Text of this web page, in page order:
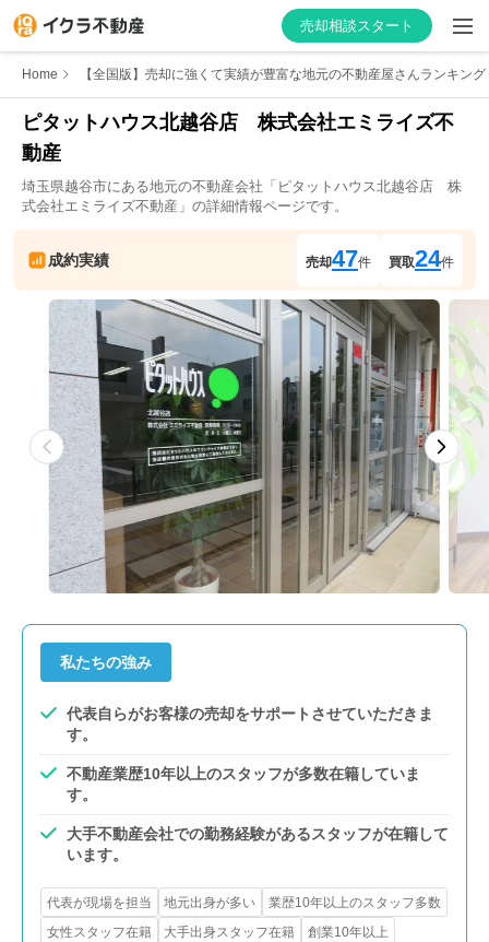
売却相談スタート
はじめての方へ
お家の売却を学ぶ
不動産会社向け情報
Home 【全国版】売却に強くて実績が豊富な地元の不動産屋さんランキング
ピタットハウス北越谷店　株式会社エミライズ不
動産
埼玉県越谷市にある地元の不動産会社「 ピタットハウス北越谷店　株
式会社エミライズ不動産 」の詳細情報ページです。
成約実績 売却47件 買取24件
私たちの強み
代表自らがお客様の売却をサポートさせていただきま
す。
不動産業歴10年以上のスタッフが多数在籍していま
す。
大手不動産会社での勤務経験があるスタッフが在籍して
います。
代表が現場を担当 地元出身が多い
業歴10年以上のスタッフ多数
女性スタッフ在籍
大手出身スタッフ在籍
創業10年以上